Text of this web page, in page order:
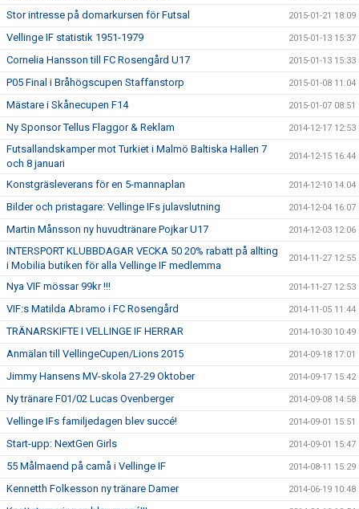
Stor intresse på domarkursen för Futsal 2015-01-21 18:09
Vellinge IF statistik 1951-1979 2015-01-13 15:37
Cornelia Hansson till FC Rosengård U17 2015-01-13 15:33
P05 Final i Bråhögscupen Staffanstorp 2015-01-08 11:04
Mästare i Skånecupen F14 2015-01-07 08:51
Ny Sponsor Tellus Flaggor & Reklam 2014-12-17 12:53
Futsallandskamper mot Turkiet i Malmö Baltiska Hallen 7
och 8 januari
2014-12-15 16:44
Konstgräsleverans för en 5-mannaplan 2014-12-10 14:04
Bilder och pristagare: Vellinge IFs julavslutning 2014-12-04 16:07
Martin Månsson ny huvudtränare Pojkar U17 2014-12-03 12:06
INTERSPORT KLUBBDAGAR VECKA 50 20% rabatt på allting
i Mobilia butiken för alla Vellinge IF medlemma
2014-11-27 12:55
Nya VIF mössar 99kr !!! 2014-11-27 12:53
VIF:s Matilda Abramo i FC Rosengård 2014-11-05 11:44
TRÄNARSKIFTE I VELLINGE IF HERRAR 2014-10-30 10:49
Anmälan till VellingeCupen/Lions 2015 2014-09-18 17:01
Jimmy Hansens MV-skola 27-29 Oktober 2014-09-17 15:42
Ny tränare F01/02 Lucas Ovenberger 2014-09-08 14:58
Vellinge IFs familjedagen blev succé! 2014-09-01 15:51
Start-upp: NextGen Girls 2014-09-01 15:47
55 Målmaend på camå i Vellinge IF 2014-08-11 15:29
Kennetth Folkesson ny tränare Damer 2014-06-19 10:48